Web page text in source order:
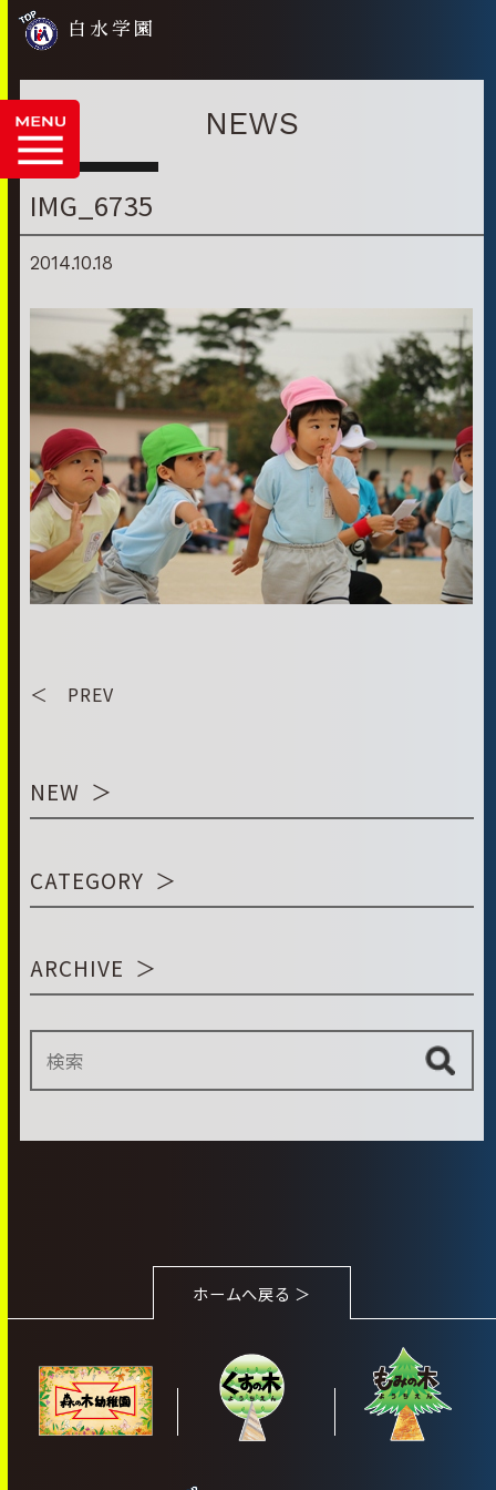
白水学園
NEWS
IMG_6735
2014.10.18
＜ PREV
NEW
CATEGORY
ARCHIVE
ホームへ戻る ＞